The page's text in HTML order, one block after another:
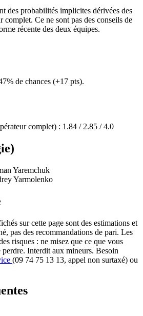
des probabilités implicites dérivées des
complet. Ce ne sont pas des conseils de
récente des deux équipes.
de chances (+17 pts).
complet) : 1.84 / 2.85 / 4.0
Yaremchuk
Yarmolenko
sur cette page sont des estimations et
pas des recommandations de pari. Les
risques : ne misez que ce que vous
Interdit aux mineurs. Besoin
(09 74 75 13 13, appel non surtaxé) ou